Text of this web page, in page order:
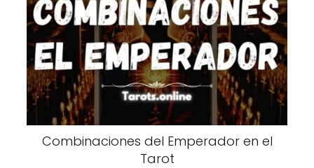
Combinaciones del Emperador en el
Tarot